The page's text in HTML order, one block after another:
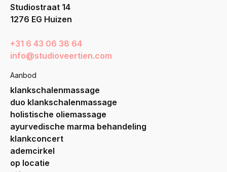
Studiostraat 14
1276 EG Huizen
+31 6 43 06 38 64
info@studioveertien.com
Aanbod
klankschalenmassage
duo klankschalenmassage
holistische oliemassage
ayurvedische marma behandeling
klankconcert
ademcirkel
op locatie